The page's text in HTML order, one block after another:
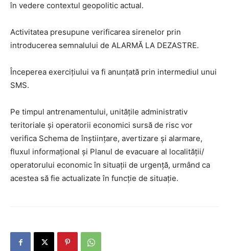
în vedere contextul geopolitic actual.
Activitatea presupune verificarea sirenelor prin
introducerea semnalului de ALARMĂ LA DEZASTRE.
Începerea exercițiului va fi anunțată prin intermediul unui
SMS.
Pe timpul antrenamentului, unitățile administrativ
teritoriale și operatorii economici sursă de risc vor
verifica Schema de înștiințare, avertizare și alarmare,
fluxul informațional și Planul de evacuare al localității/
operatorului economic în situații de urgență, urmând ca
acestea să fie actualizate în funcție de situație.